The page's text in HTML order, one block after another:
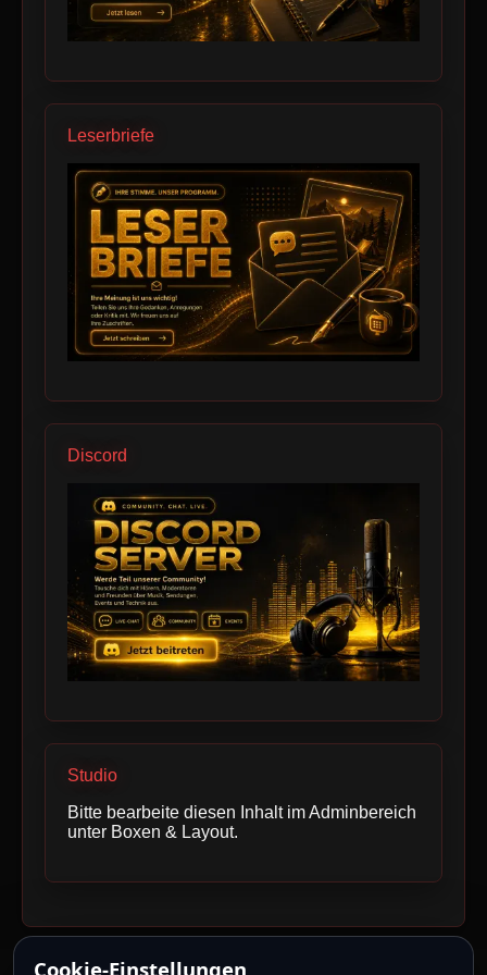
Leserbriefe
Discord
Studio
Bitte bearbeite diesen Inhalt im Adminbereich
unter Boxen & Layout.
Cookie-Einstellungen